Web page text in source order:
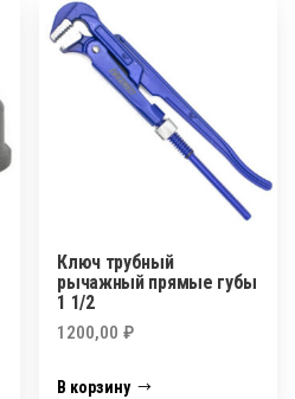
Ключ трубный
рычажный прямые губы
1 1/2
1200,00₽
В корзину